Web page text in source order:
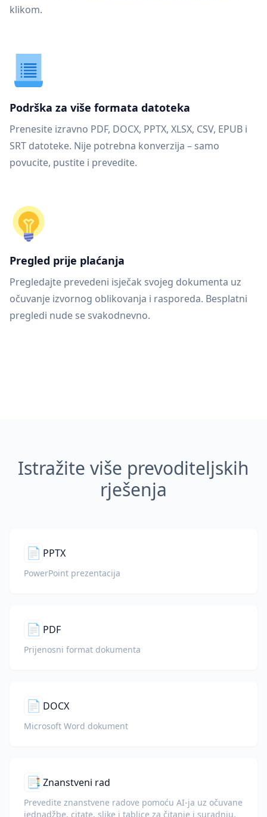
klikom.
Podrška za više formata datoteka
Prenesite izravno PDF, DOCX, PPTX, XLSX, CSV, EPUB i
SRT datoteke. Nije potrebna konverzija – samo
povucite, pustite i prevedite.
Pregled prije plaćanja
Pregledajte prevedeni isječak svojeg dokumenta uz
očuvanje izvornog oblikovanja i rasporeda. Besplatni
pregledi nude se svakodnevno.
Istražite više prevoditeljskih
rješenja
📄 PPTX
PowerPoint prezentacija
📄 PDF
Prijenosni format dokumenta
📄 DOCX
Microsoft Word dokument
📑 Znanstveni rad
Prevedite znanstvene radove pomoću AI-ja uz očuvane
jednadžbe, citate, slike i tablice za čitanje i suradnju.